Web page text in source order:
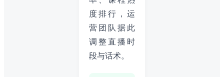
度排行，运
营团队据此
调整直播时
段与话术。